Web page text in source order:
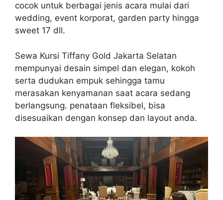
cocok untuk berbagai jenis acara mulai dari
wedding, event korporat, garden party hingga
sweet 17 dll.
Sewa Kursi Tiffany Gold Jakarta Selatan
mempunyai desain simpel dan elegan, kokoh
serta dudukan empuk sehingga tamu
merasakan kenyamanan saat acara sedang
berlangsung. penataan fleksibel, bisa
disesuaikan dengan konsep dan layout anda.